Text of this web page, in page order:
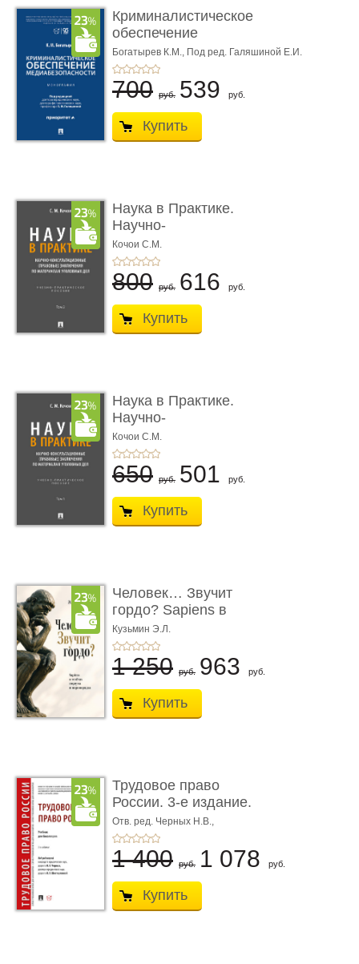
Криминалистическое
обеспечение
медиабезопас� ...
Богатырев К.М., Под ред. Галяшиной Е.И.
700 руб. 539 руб.
Купить
Наука в Практике.
Научно-
консультационные (пра
...
Кочои С.М.
800 руб. 616 руб.
Купить
Наука в Практике.
Научно-
консультационные (пра
...
Кочои С.М.
650 руб. 501 руб.
Купить
Человек… Звучит
гордо? Sapiens в
тенётах социума � ...
Кузьмин Э.Л.
1 250 руб. 963 руб.
Купить
Трудовое право
России. 3-е издание.
Учебник для ...
Отв. ред. Черных Н.В.,
Шестерякова И.В.
1 400 руб. 1 078 руб.
Купить